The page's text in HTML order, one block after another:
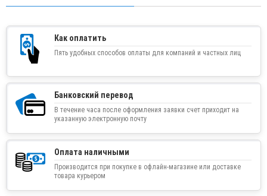
Как оплатить
Пять удобных способов оплаты для компаний и частных лиц
Банковский перевод
В течение часа после оформления заявки счет приходит на
указанную электронную почту
Оплата наличными
Производится при покупке в офлайн-магазине или доставке
товара курьером